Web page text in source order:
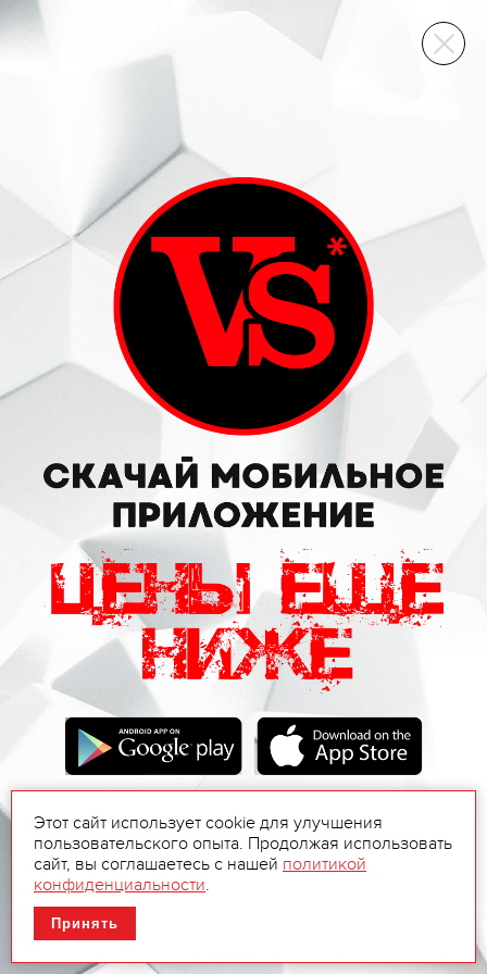
ВИННЫЙ СКЛАД
Этот сайт использует cookie для улучшения
пользовательского опыта. Продолжая использовать
сайт, вы соглашаетесь с нашей политикой
конфиденциальности.
Принять